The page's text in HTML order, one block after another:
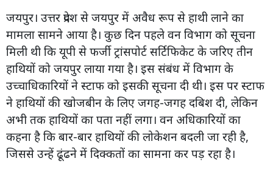
जयपुर। उत्तर प्रदेश से जयपुर में अवैध रूप से हाथी लाने का
मामला सामने आया है। कुछ दिन पहले वन विभाग को सूचना
मिली थी कि यूपी से फर्जी ट्रांसपोर्ट सर्टिफिकेट के जरिए तीन
हाथियों को जयपुर लाया गया है। इस संबंध में विभाग के
उच्चाधिकारियों ने स्टाफ को इसकी सूचना दी थी। इस पर स्टाफ
ने हाथियों की खोजबीन के लिए जगह-जगह दबिश दी, लेकिन
अभी तक हाथियों का पता नहीं लगा। वन अधिकारियों का
कहना है कि बार-बार हाथियों की लोकेशन बदली जा रही है,
जिससे उन्हें ढूंढने में दिक्कतों का सामना कर पड़ रहा है।